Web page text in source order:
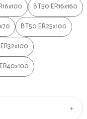
BT50 ER16x160
BT50 ER25x100